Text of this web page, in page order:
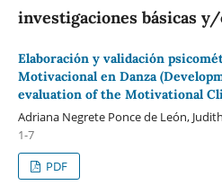
investigaciones básicas
Elaboración y validación
Motivacional en Danza
evaluation of the Motivational
Adriana Negrete Ponce de León,
1-7
PDF